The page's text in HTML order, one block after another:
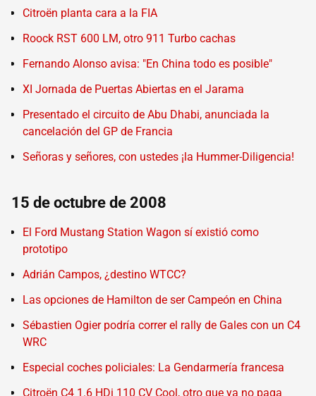
Citroën planta cara a la FIA
Roock RST 600 LM, otro 911 Turbo cachas
Fernando Alonso avisa: "En China todo es posible"
XI Jornada de Puertas Abiertas en el Jarama
Presentado el circuito de Abu Dhabi, anunciada la
cancelación del GP de Francia
Señoras y señores, con ustedes ¡la Hummer-Diligencia!
15 de octubre de 2008
El Ford Mustang Station Wagon sí existió como
prototipo
Adrián Campos, ¿destino WTCC?
Las opciones de Hamilton de ser Campeón en China
Sébastien Ogier podría correr el rally de Gales con un C4
WRC
Especial coches policiales: La Gendarmería francesa
Citroën C4 1.6 HDi 110 CV Cool, otro que ya no paga